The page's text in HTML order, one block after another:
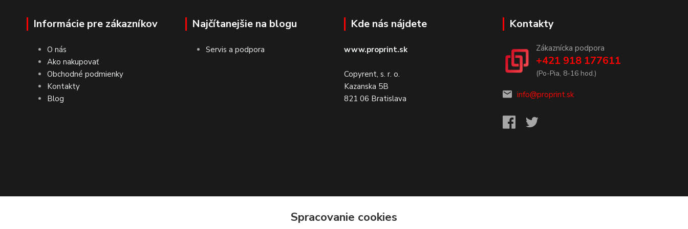
Informácie pre zákazníkov
O nás
Ako nakupovať
Obchodné podmienky
Kontakty
Blog
Najčítanejšie na blogu
Servis a podpora
Kde nás nájdete
www.proprint.sk
Copyrent, s. r. o.
Kazanska 5B
821 06 Bratislava
Kontakty
Zákaznícka podpora
+421 918 177611
(Po-Pia, 8-16 hod.)
info@proprint.sk
Spracovanie cookies